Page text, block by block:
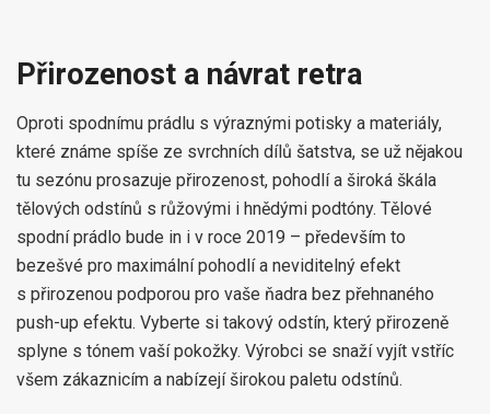
Přirozenost a návrat retra
Oproti spodnímu prádlu s výraznými potisky a materiály,
které známe spíše ze svrchních dílů šatstva, se už nějakou
tu sezónu prosazuje přirozenost, pohodlí a široká škála
tělových odstínů s růžovými i hnědými podtóny. Tělové
spodní prádlo bude in i v roce 2019 – především to
bezešvé pro maximální pohodlí a neviditelný efekt
s přirozenou podporou pro vaše ňadra bez přehnaného
push-up efektu. Vyberte si takový odstín, který přirozeně
splyne s tónem vaší pokožky. Výrobci se snaží vyjít vstříc
všem zákaznicím a nabízejí širokou paletu odstínů.